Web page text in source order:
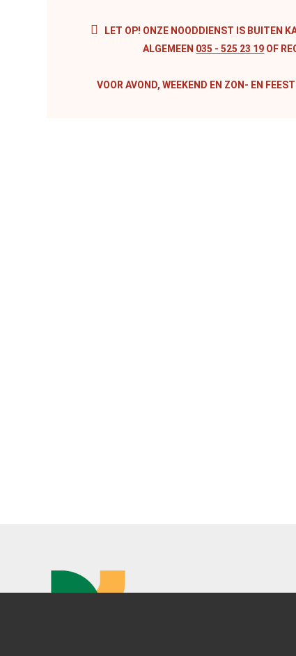
LET OP! ONZE NOODDIENST IS BUITEN
ALGEMEEN 035 - 525 23 19 OF
VOOR AVOND, WEEKEND EN ZON- EN